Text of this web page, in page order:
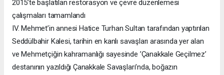
2015’te başlatılan restorasyon ve çevre düzenlemesi
çalışmaları tamamlandı
IV. Mehmet’in annesi Hatice Turhan Sultan tarafından yaptırılan
Seddülbahir Kalesi, tarihin en kanlı savaşları arasında yer alan
ve Mehmetçiğin kahramanlığı sayesinde ’Çanakkale Geçilmez’
destanının yazıldığı Çanakkale Savaşları’nda, boğazın